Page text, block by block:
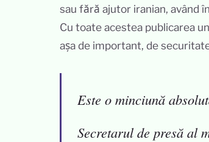
sau fără ajutor iranian, având
Cu toate acestea publicarea
așa de important, de
Este o minciună
Secretarul de presă al